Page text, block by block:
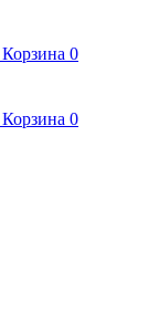
Корзина 0
Корзина 0